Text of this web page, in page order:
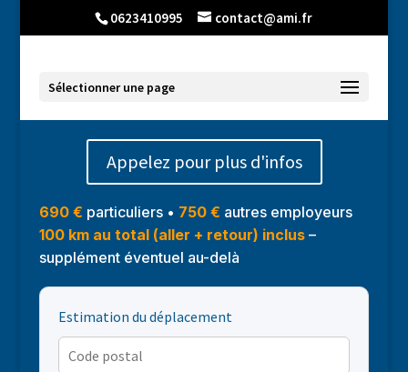
0623410995 contact@ami.fr
Sélectionner une page
Appelez pour plus d'infos
690 € particuliers • 750 € autres employeurs
100 km au total (aller + retour) inclus–
supplément éventuel au-delà
Estimation du déplacement